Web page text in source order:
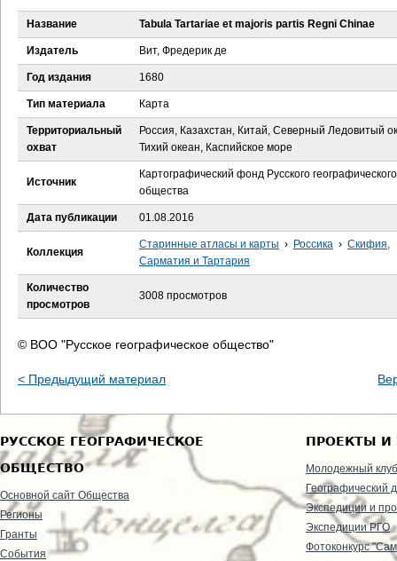
В
ы
д
е
с
ь
Название Tabula Tartariae et majoris partis Regni Chinae
Издатель Вит, Фредерик де
Год издания 1680
Тип материала Карта
Территориальный
охват
Россия, Казахстан, Китай, Северный Ледовитый
Тихий океан, Каспийское море
Источник
Картографический фонд Русского географического
общества
Дата публикации 01.08.2016
Коллекция
Старинные атласы и карты › Россика › Скифия,
Сарматия и Тартария
Количество
просмотров
3008 просмотров
© ВОО "Русское географическое общество"
< Предыдущий материал
РУССКОЕ ГЕОГРАФИЧЕСКОЕ
ОБЩЕСТВО
Основной сайт Общества
Регионы
Гранты
События
ПРОЕКТЫ И
Молодежный клуб
Географический
Экспедиции и
Экспедиции РГО
Фотоконкурс